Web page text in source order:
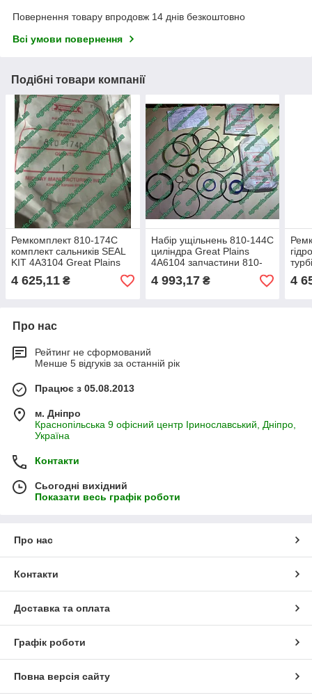
Повернення товару впродовж 14 днів безкоштовно
Всі умови повернення
Подібні товари компанії
Ремкомплект 810-174C
комплект сальників SEAL
KIT 4A3104 Great Plains
запчастини р/к
гідроциліндру 810-740C
4 625,11 ₴
Набір ущільнень 810-144C
циліндра Great Plains
4A6104 запчастини 810-
144С ремкомплект
4 993,17₴ 4
Про нас
Рейтинг не сформований
Менше 5 відгуків за останній рік
Працює з 05.08.2013
м. Дніпро
Краснопільська 9 офісний центр Іринославський, Дніпро,
Україна
Контакти
Сьогодні вихідний
Показати весь графік роботи
Про нас
Контакти
Доставка та оплата
Графік роботи
Повна версія сайту